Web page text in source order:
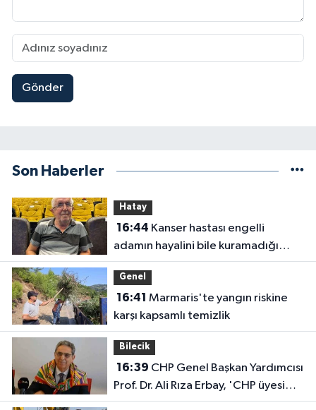
Gönder
Son Haberler
Hatay
16:44
adamın hayalini bile kuramadığı
evine kavuşunca döktüğü gözyaşı
duygulandırdı
Genel
16:41
karşı kapsamlı temizlik
Bilecik
16:39
Prof. Dr. Ali Rıza Erbay, 'CHP üyesi
olmak inanç ister, emek ister, yürek